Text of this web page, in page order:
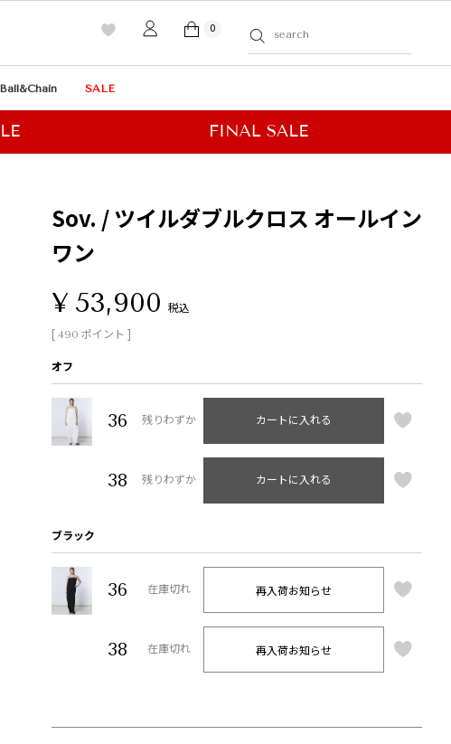
0
Ball&Chain SALE
Sov. / ツイルダブルクロス オールイン
ワン
¥ 53,900 税込
[ 490 ポイント ]
オフ
36 残りわずか カートに入れる
38 残りわずか カートに入れる
ブラック
36 在庫切れ 再入荷お知らせ
38 在庫切れ 再入荷お知らせ